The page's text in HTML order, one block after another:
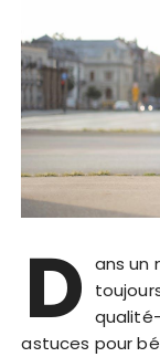
D ans un
astuces pour